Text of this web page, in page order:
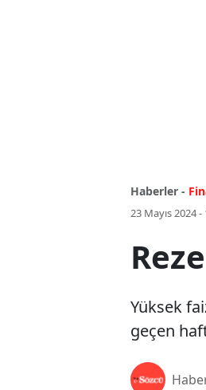
Haberler -
23 Mayıs 2024 -
Yüksek
geçen